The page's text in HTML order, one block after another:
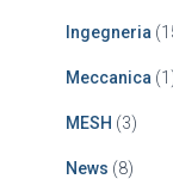
Ingegneria
Meccanica
MESH (3)
News (8)